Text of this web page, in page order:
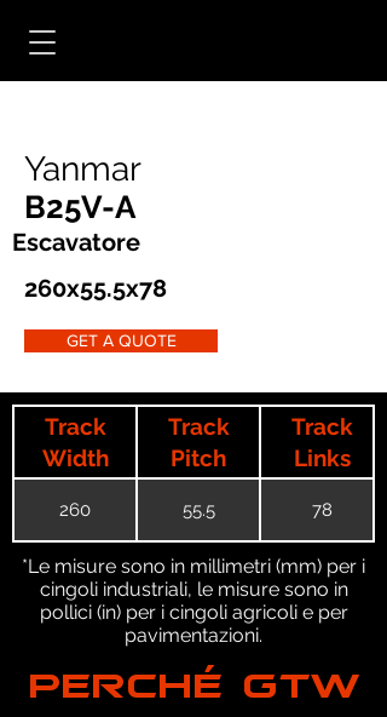
Yanmar
B25V-A
Escavatore
260x55.5x78
GET A QUOTE
Track
Width
Track
Pitch
Track
Links
260 55.5 78
*Le misure sono in millimetri (mm) per i
cingoli industriali, le misure sono in
pollici (in) per i cingoli agricoli e per
pavimentazioni.
PERCHÉ GTW